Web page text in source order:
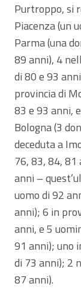
Purtroppo, si
Piacenza (un
Parma (una
89 anni), 4
di 80 e 93
provincia di
83 e 93 anni,
Bologna (3
deceduta a
76, 83, 84, 81
anni –
uomo di 92
anni); 6 in
anni, e 5
91 anni); uno
di 73 anni); 2
87 anni).